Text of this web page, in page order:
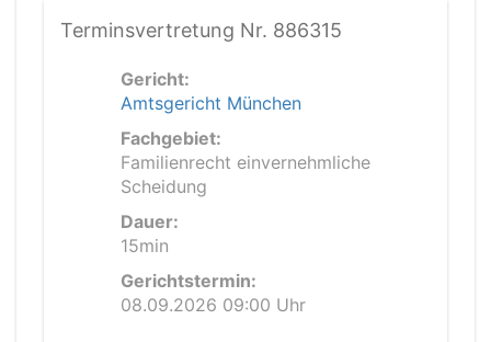
Terminsvertretung Nr. 886315
Gericht:
Amtsgericht München
Fachgebiet:
Familienrecht einvernehmliche
Scheidung
Dauer:
15min
Gerichtstermin:
08.09.2026 09:00 Uhr